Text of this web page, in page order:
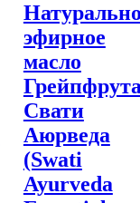
эфирное
масло
Свати
Аюрведа
(Swati
Ayurveda